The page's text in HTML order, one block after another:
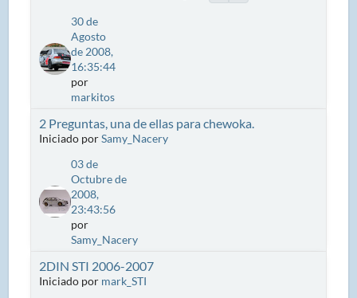
30 de
Agosto
de 2008,
16:35:44
por
markitos
2 Preguntas, una de ellas para chewoka.
Iniciado porSamy_Nacery
03 de
Octubre de
2008,
23:43:56
por
Samy_Nacery
2DIN STI 2006-2007
Iniciado por mark_STI